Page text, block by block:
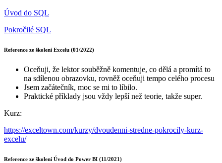
Úvod do SQL
Pokročilé SQL
Reference ze školení Excelu (01/2022)
Oceňuji, že lektor souběžně komentuje, co dělá a promítá to
na sdílenou obrazovku, rovněž oceňuji tempo celého procesu
Jsem začátečník, moc se mi to líbilo.
Praktické příklady jsou vždy lepší než teorie, takže super.
Kurz:
https://exceltown.com/kurzy/dvoudenni-stredne-pokrocily-kurz-
excelu/
Reference ze školení Úvod do Power BI (11/2021)